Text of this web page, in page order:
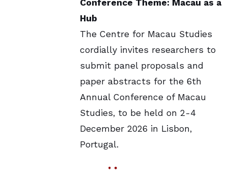
Conference Theme: Macau as a
Hub
The Centre for Macau Studies
cordially invites researchers to
submit panel proposals and
paper abstracts for the 6th
Annual Conference of Macau
Studies, to be held on 2-4
December 2026 in Lisbon,
Portugal.